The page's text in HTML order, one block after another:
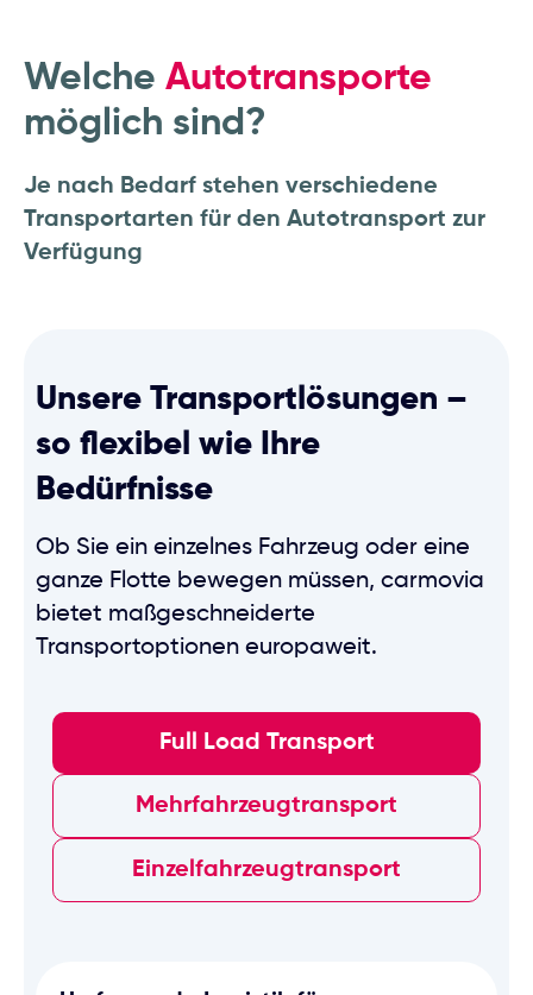
Welche Autotransporte
möglich sind?
Je nach Bedarf stehen verschiedene
Transportarten für den Autotransport zur
Verfügung
Unsere Transportlösungen –
so flexibel wie Ihre
Bedürfnisse
Ob Sie ein einzelnes Fahrzeug oder eine
ganze Flotte bewegen müssen, carmovia
bietet maßgeschneiderte
Transportoptionen europaweit.
Full Load Transport
Mehrfahrzeugtransport
Einzelfahrzeugtransport